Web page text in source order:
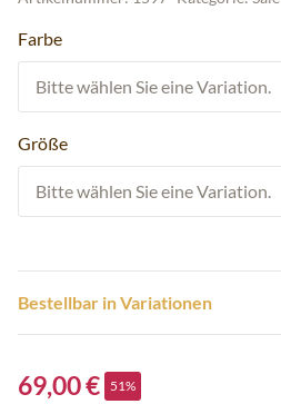
Farbe
Bitte wählen Sie eine Variation.
Größe
Bitte wählen Sie eine Variation.
Bestellbar in Variationen
69,00 € 51%